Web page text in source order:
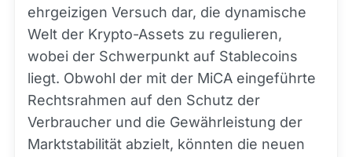
ehrgeizigen Versuch dar, die dynamische
Welt der Krypto-Assets zu regulieren,
wobei der Schwerpunkt auf Stablecoins
liegt. Obwohl der mit der MiCA eingeführte
Rechtsrahmen auf den Schutz der
Verbraucher und die Gewährleistung der
Marktstabilität abzielt, könnten die neuen